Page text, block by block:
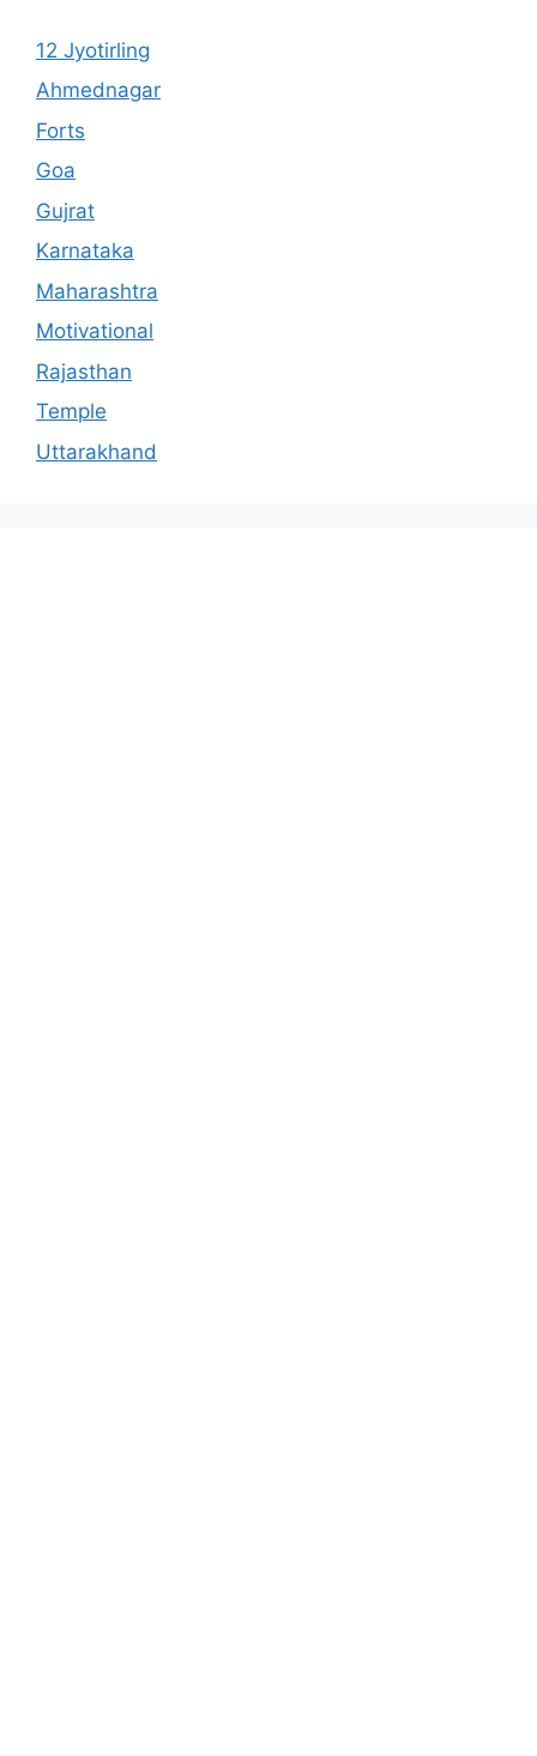
12 Jyotirling
Ahmednagar
Forts
Goa
Gujrat
Karnataka
Maharashtra
Motivational
Rajasthan
Temple
Uttarakhand